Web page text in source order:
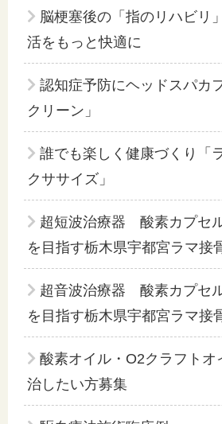
脳梗塞後の「指のリハビリ
活をもっと快適に
認知症予防にヘッドスパカ
クリーン」
誰でも楽しく健康づくり「
クササイズ」
超短波治療器 酸素カプセ
を目指す栃木県宇都宮ラマ接
超音波治療器 酸素カプセ
を目指す栃木県宇都宮ラマ接
酸素オイル・O2クラフトオ
治したい方募集